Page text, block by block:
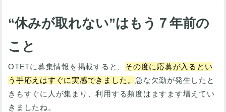
“休みが取れない”はもう７年前の
こと
OTETに募集情報を掲載すると、 その度に応募が入るとい
う手応えはすぐに実感できました。 急な欠勤が発生したと
きもすぐに人が集まり、利用する頻度はますます増えてい
きましたね。